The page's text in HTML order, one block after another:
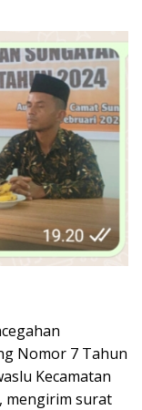
Nomor 7 Tahun
Kecamatan
mengirim surat